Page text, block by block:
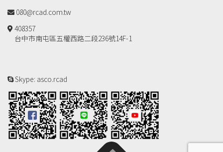
080@rcad.com.tw
408357
台中市南屯區五權西路二段236號14F-1
Skype: asco.rcad